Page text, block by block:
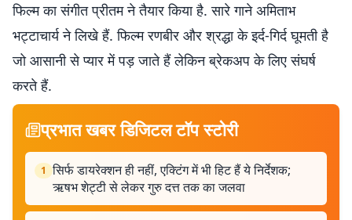
फिल्म का संगीत प्रीतम ने तैयार किया है. सारे गाने अमिताभ
भट्टाचार्य ने लिखे हैं. फिल्म रणबीर और श्रद्धा के इर्द-गिर्द घूमती है
जो आसानी से प्यार में पड़ जाते हैं लेकिन ब्रेकअप के लिए संघर्ष
करते हैं.
प्रभात खबर डिजिटल टॉप स्टोरी
1 सिर्फ डायरेक्शन ही नहीं, एक्टिंग में भी हिट हैं ये निर्देशक;
ऋषभ शेट्टी से लेकर गुरु दत्त तक का जलवा